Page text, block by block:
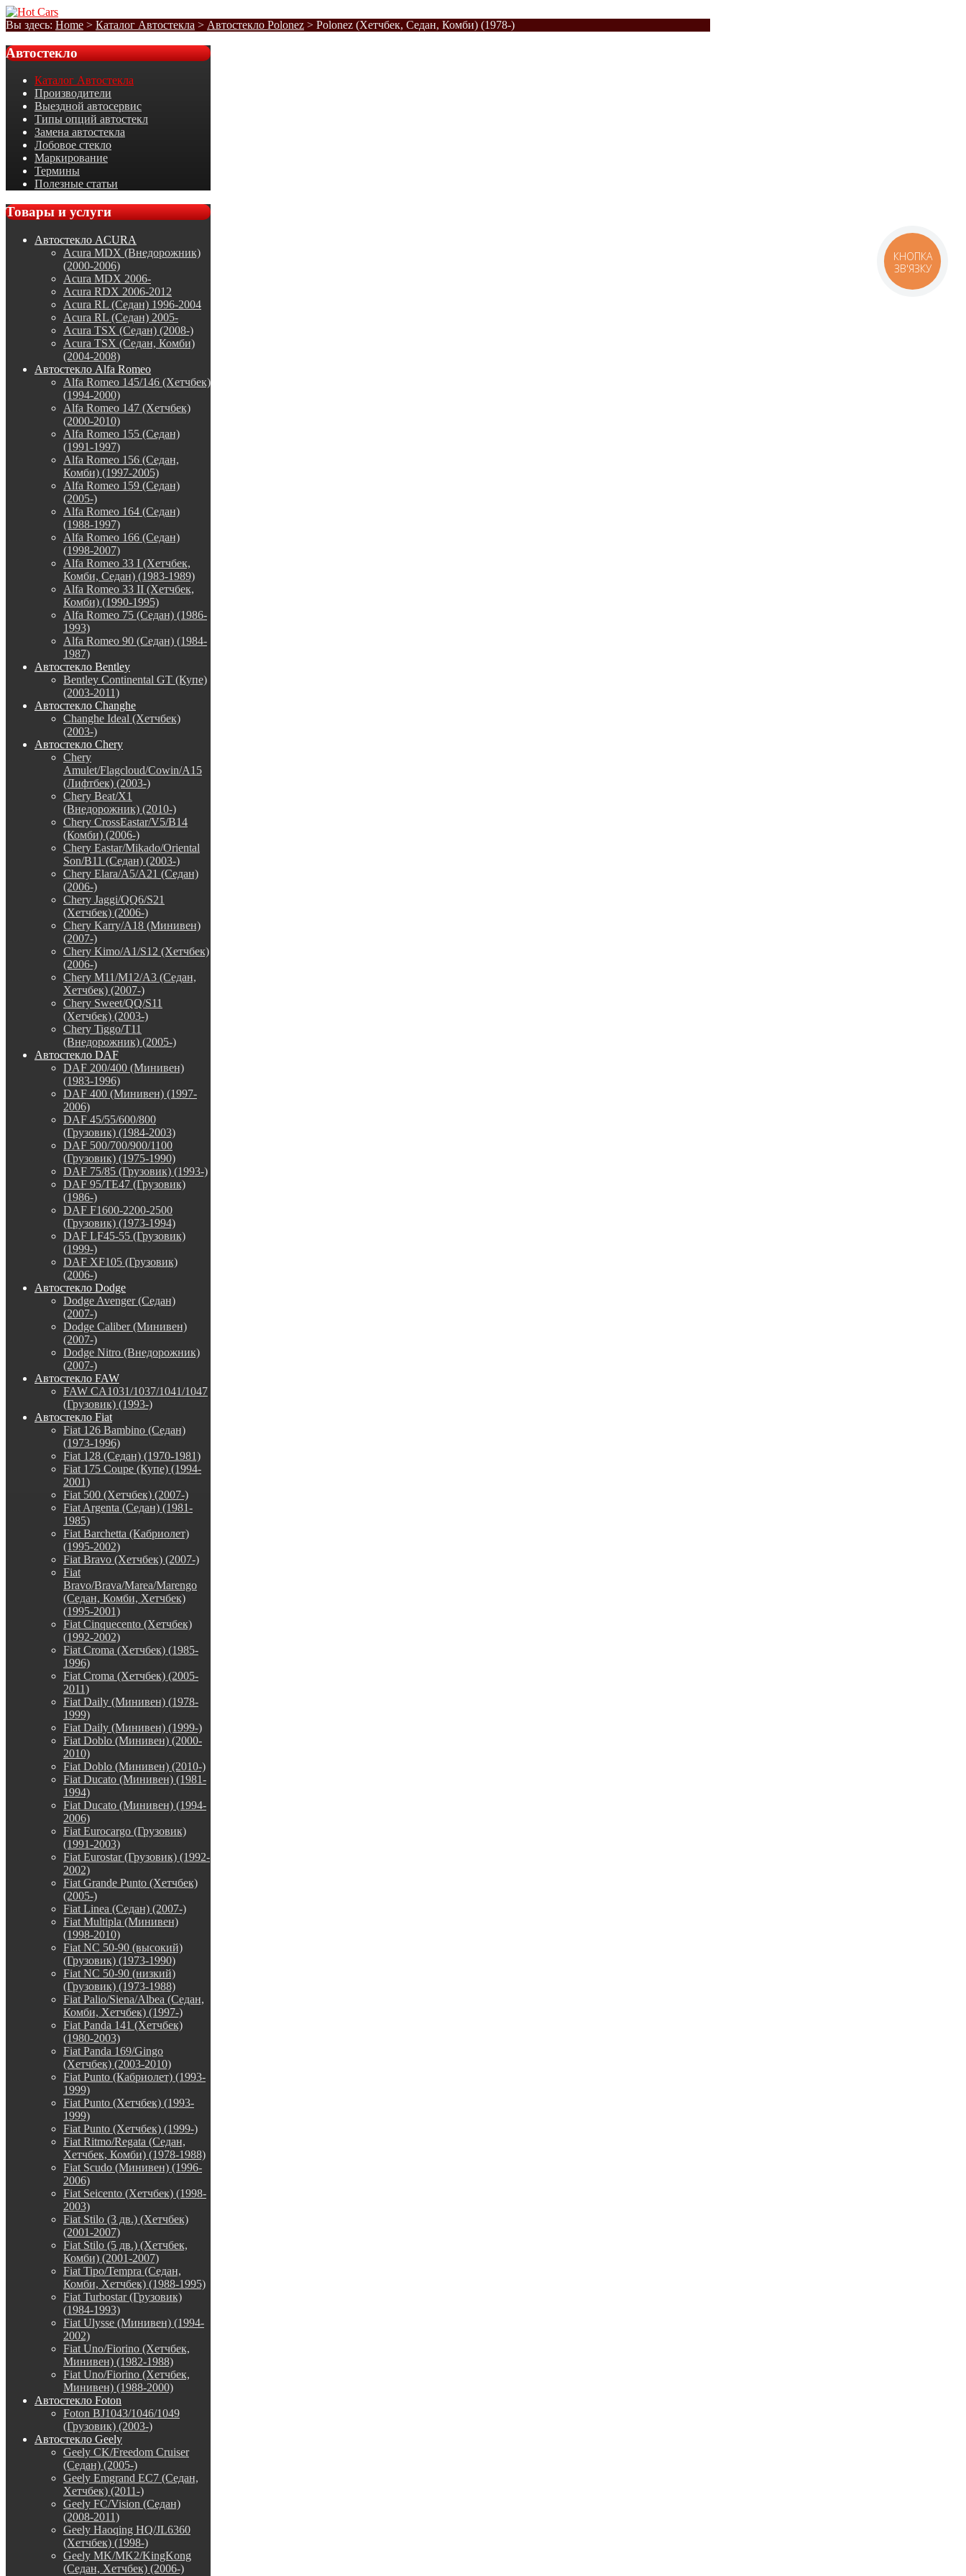
Вы здесь: Home > Каталог Автостекла > Автостекло Polonez > Polonez (Хетчбек, Седан, Комби) (1978-)
Автостекло
Каталог Автостекла
Производители
Выездной автосервис
Типы опций автостекл
Замена автостекла
Лобовое стекло
Маркирование
Термины
Полезные статьи
Товарыи услуги
Автостекло ACURA
Acura MDX (Внедорожник)
(2000-2006)
Acura MDX 2006-
Acura RDX 2006-2012
Acura RL (Седан) 1996-2004
Acura RL (Седан) 2005-
Acura TSX (Седан) (2008-)
Acura TSX (Седан, Комби)
(2004-2008)
Автостекло Alfa Romeo
Alfa Romeo 145/146 (Хетчбек)
(1994-2000)
Alfa Romeo 147 (Хетчбек)
(2000-2010)
Alfa Romeo 155 (Седан)
(1991-1997)
Alfa Romeo 156 (Седан,
Комби) (1997-2005)
Alfa Romeo 159 (Седан)
(2005-)
Alfa Romeo 164 (Седан)
(1988-1997)
Alfa Romeo 166 (Седан)
(1998-2007)
Alfa Romeo 33 I (Хетчбек,
Комби, Седан) (1983-1989)
Alfa Romeo 33 II (Хетчбек,
Комби) (1990-1995)
Alfa Romeo 75 (Седан) (1986-
1993)
Alfa Romeo 90 (Седан) (1984-
1987)
Автостекло Bentley
Bentley Continental GT (Купе)
(2003-2011)
Автостекло Changhe
Changhe Ideal (Хетчбек)
(2003-)
Автостекло Chery
Chery
Amulet/Flagcloud/Cowin/A15
(Лифтбек) (2003-)
Chery Beat/X1
(Внедорожник) (2010-)
Chery CrossEastar/V5/B14
(Комби) (2006-)
Chery Eastar/Mikado/Oriental
Son/B11 (Седан) (2003-)
Chery Elara/A5/A21 (Седан)
(2006-)
Chery Jaggi/QQ6/S21
(Хетчбек) (2006-)
Chery Karry/A18 (Минивен)
(2007-)
Chery Kimo/A1/S12 (Хетчбек)
(2006-)
Chery M11/M12/A3 (Седан,
Хетчбек) (2007-)
Chery Sweet/QQ/S11
(Хетчбек) (2003-)
Chery Tiggo/T11
(Внедорожник) (2005-)
Автостекло DAF
DAF 200/400 (Минивен)
(1983-1996)
DAF 400 (Минивен) (1997-
2006)
DAF 45/55/600/800
(Грузовик) (1984-2003)
DAF 500/700/900/1100
(Грузовик) (1975-1990)
DAF 75/85 (Грузовик) (1993-)
DAF 95/TE47 (Грузовик)
(1986-)
DAF F1600-2200-2500
(Грузовик) (1973-1994)
DAF LF45-55 (Грузовик)
(1999-)
DAF XF105 (Грузовик)
(2006-)
Автостекло Dodge
Dodge Avenger (Седан)
(2007-)
Dodge Caliber (Минивен)
(2007-)
Dodge Nitro (Внедорожник)
(2007-)
Автостекло FAW
FAW CA1031/1037/1041/1047
(Грузовик) (1993-)
Автостекло Fiat
Fiat 126 Bambino (Седан)
(1973-1996)
Fiat 128 (Седан) (1970-1981)
Fiat 175 Coupe (Купе) (1994-
2001)
Fiat 500 (Хетчбек) (2007-)
Fiat Argenta (Седан) (1981-
1985)
Fiat Barchetta (Кабриолет)
(1995-2002)
Fiat Bravo (Хетчбек) (2007-)
Fiat
Bravo/Brava/Marea/Marengo
(Седан, Комби, Хетчбек)
(1995-2001)
Fiat Cinquecento (Хетчбек)
(1992-2002)
Fiat Croma (Хетчбек) (1985-
1996)
Fiat Croma (Хетчбек) (2005-
2011)
Fiat Daily (Минивен) (1978-
1999)
Fiat Daily (Минивен) (1999-)
Fiat Doblo (Минивен) (2000-
2010)
Fiat Doblo (Минивен) (2010-)
Fiat Ducato (Минивен) (1981-
1994)
Fiat Ducato (Минивен) (1994-
2006)
Fiat Eurocargo (Грузовик)
(1991-2003)
Fiat Eurostar (Грузовик) (1992-
2002)
Fiat Grande Punto (Хетчбек)
(2005-)
Fiat Linea (Седан) (2007-)
Fiat Multipla (Минивен)
(1998-2010)
Fiat NC 50-90 (высокий)
(Грузовик) (1973-1990)
Fiat NC 50-90 (низкий)
(Грузовик) (1973-1988)
Fiat Palio/Siena/Albea (Седан,
Комби, Хетчбек) (1997-)
Fiat Panda 141 (Хетчбек)
(1980-2003)
Fiat Panda 169/Gingo
(Хетчбек) (2003-2010)
Fiat Punto (Кабриолет) (1993-
1999)
Fiat Punto (Хетчбек) (1993-
1999)
Fiat Punto (Хетчбек) (1999-)
Fiat Ritmo/Regata (Седан,
Хетчбек, Комби) (1978-1988)
Fiat Scudo (Минивен) (1996-
2006)
Fiat Seicento (Хетчбек) (1998-
2003)
Fiat Stilo (3 дв.) (Хетчбек)
(2001-2007)
Fiat Stilo (5 дв.) (Хетчбек,
Комби) (2001-2007)
Fiat Tipo/Tempra (Седан,
Комби, Хетчбек) (1988-1995)
Fiat Turbostar (Грузовик)
(1984-1993)
Fiat Ulysse (Минивен) (1994-
2002)
Fiat Uno/Fiorino (Хетчбек,
Минивен) (1982-1988)
Fiat Uno/Fiorino (Хетчбек,
Минивен) (1988-2000)
Автостекло Foton
Foton BJ1043/1046/1049
(Грузовик) (2003-)
Автостекло Geely
Geely CK/Freedom Cruiser
(Седан) (2005-)
Geely Emgrand EC7 (Седан,
Хетчбек) (2011-)
Geely FC/Vision (Седан)
(2008-2011)
Geely Haoqing HQ/JL6360
(Хетчбек) (1998-)
Geely MK/MK2/KingKong
(Седан, Хетчбек) (2006-)
КНОПКА
ЗВ'ЯЗКУ